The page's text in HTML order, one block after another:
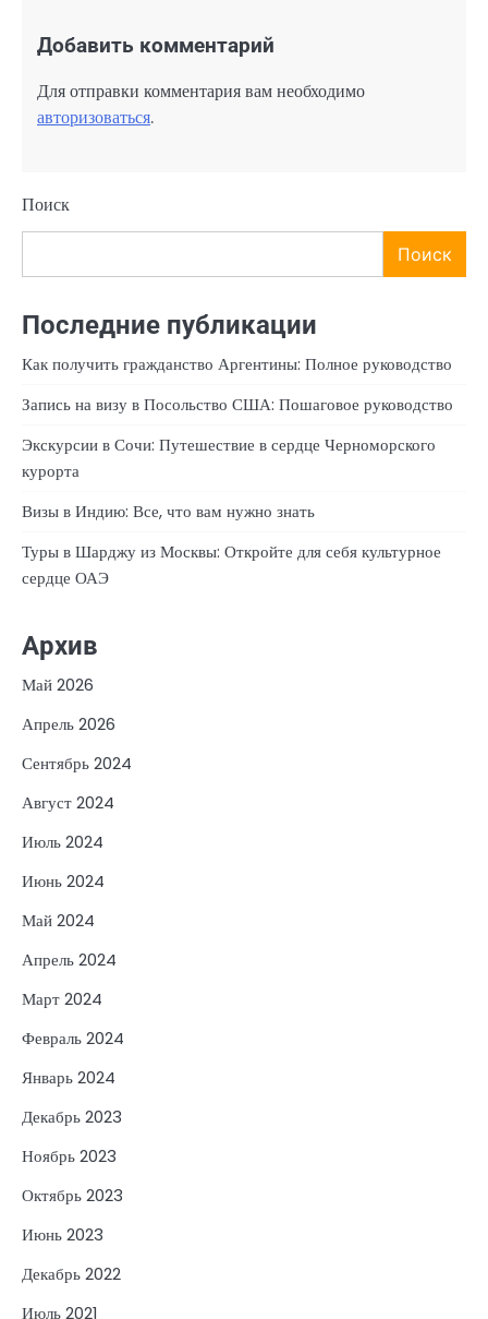
Добавить комментарий
Для отправки комментария вам необходимо
авторизоваться.
Поиск
Поиск
Последние публикации
Как получить гражданство Аргентины: Полное руководство
Запись на визу в Посольство США: Пошаговое руководство
Экскурсии в Сочи: Путешествие в сердце Черноморского
курорта
Визы в Индию: Все, что вам нужно знать
Туры в Шарджу из Москвы: Откройте для себя культурное
сердце ОАЭ
Архив
Май 2026
Апрель 2026
Сентябрь 2024
Август 2024
Июль 2024
Июнь 2024
Май 2024
Апрель 2024
Март 2024
Февраль 2024
Январь 2024
Декабрь 2023
Ноябрь 2023
Октябрь 2023
Июнь 2023
Декабрь 2022
Июль 2021